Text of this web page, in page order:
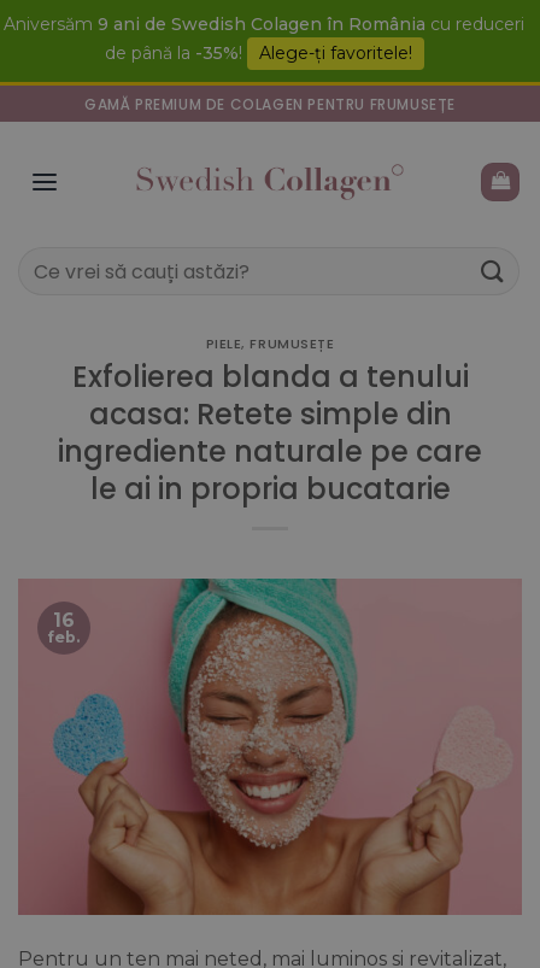
Skip
Aniversăm 9 ani de Swedish Colagen în România cu reduceri
de până la -35%! Alege-ți favoritele!
GAMĂ PREMIUM DE COLAGEN PENTRU FRUMUSEȚE
Caută
PIELE, FRUMUSEȚE
Exfolierea blanda a tenului
acasa: Retete simple din
ingrediente naturale pe care
le ai in propria bucatarie
16
feb.
Pentru un ten mai neted, mai luminos si revitalizat,